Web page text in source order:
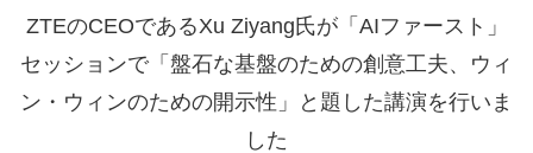
ZTEのCEOであるXu Ziyang氏が「AIファースト」
セッションで「盤石な基盤のための創意工夫、ウィ
ン・ウィンのための開示性」と題した講演を行いま
した